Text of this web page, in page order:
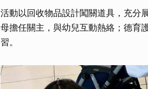
活動以回收物品設計闖關道具，充分
母擔任關主，與幼兒互動熱絡；德育
習。